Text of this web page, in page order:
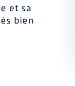
et sa
bien